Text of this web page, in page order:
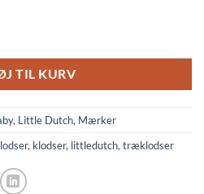
TIL KURV
, Little Dutch, Mærker
, klodser, littledutch, træklodser